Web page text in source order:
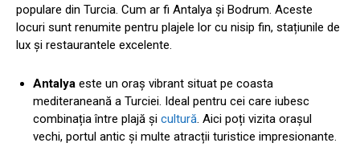
populare din Turcia. Cum ar fi Antalya și Bodrum. Aceste
locuri sunt renumite pentru plajele lor cu nisip fin, stațiunile de
lux și restaurantele excelente.
Antalya este un oraș vibrant situat pe coasta
mediteraneană a Turciei. Ideal pentru cei care iubesc
combinația între plajă și cultură . Aici poți vizita orașul
vechi, portul antic și multe atracții turistice impresionante.